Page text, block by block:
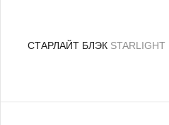
СТАРЛАЙТ БЛЭК STARLIGHT